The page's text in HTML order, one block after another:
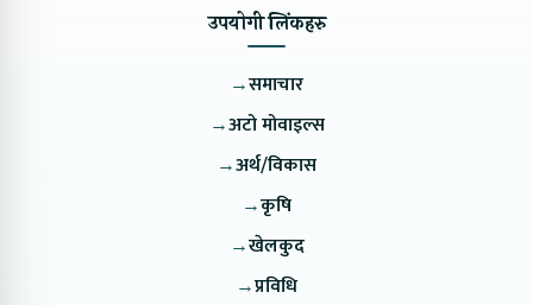
उपयोगी लिंकहरु
→समाचार
→अटो मोवाइल्स
→अर्थ/विकास
→कृषि
→खेलकुद
→प्रविधि